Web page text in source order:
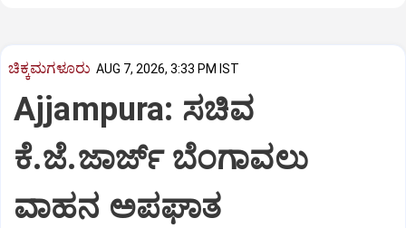
ಚಿಕ್ಕಮಗಳೂರು AUG 7, 2026, 3:33 PM IST
Ajjampura: ಸಚಿವ
ಕೆ.ಜೆ.ಜಾರ್ಜ್ ಬೆಂಗಾವಲು
ವಾಹನ ಅಪಘಾತ